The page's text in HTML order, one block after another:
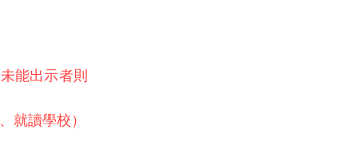
能出示者則
就讀學校）